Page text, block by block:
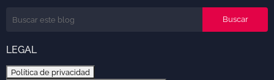
LEGAL
Política de privacidad